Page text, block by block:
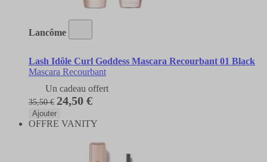
Lancôme
Lash Idôle Curl Goddess Mascara Recourbant 01 Black
Mascara Recourbant
Un cadeau offert
35,50 € 24,50 €
Ajouter
OFFRE VANITY